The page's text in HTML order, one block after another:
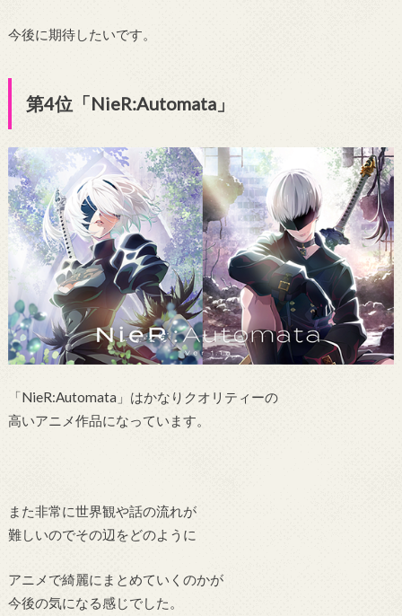
今後に期待したいです。
第4位「NieR:Automata」
「NieR:Automata」はかなりクオリティーの
高いアニメ作品になっています。
また非常に世界観や話の流れが
難しいのでその辺をどのように
アニメで綺麗にまとめていくのかが
今後の気になる感じでした。